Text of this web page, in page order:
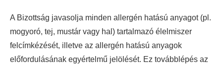
A Bizottság javasolja minden allergén hatású anyagot (pl.
mogyoró, tej, mustár vagy hal) tartalmazó élelmiszer
felcímkézését, illetve az allergén hatású anyagok
előfordulásának egyértelmű jelölését. Ez továbblépés az